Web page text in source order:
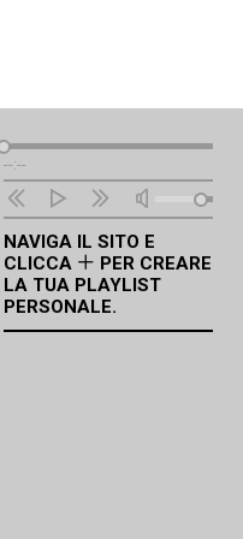
Lettore
Audio
--:--
NAVIGA IL SITO E
CLICCA
PER CREARE
LA TUA PLAYLIST
PERSONALE.